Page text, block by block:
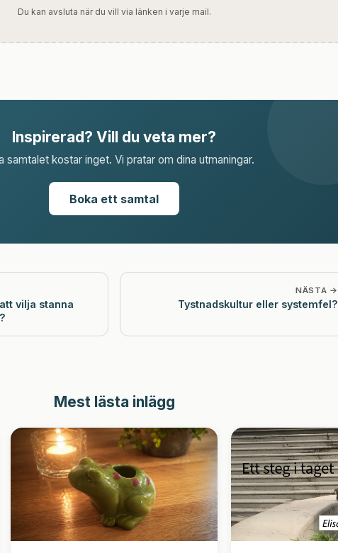
Du kan avsluta när du vill via länken i varje mail.
Inspirerad? Vill du veta mer?
samtalet kostar inget. Vi pratar om dina utmaningar.
Boka ett samtal
vilja stanna
NÄSTA →
Tystnadskultur eller systemfel?
Mest lästa inlägg